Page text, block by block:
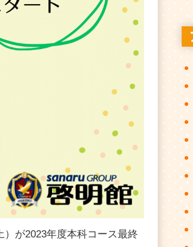
が2023年度本科コース最終